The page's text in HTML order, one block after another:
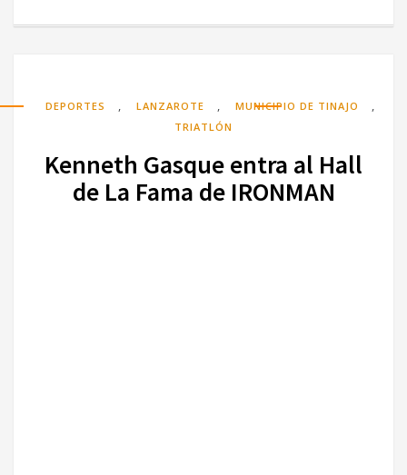
DEPORTES , LANZAROTE , MUNICIPIO DE TINAJO ,
TRIATLÓN
Kenneth Gasque entra al Hall
de La Fama de IRONMAN